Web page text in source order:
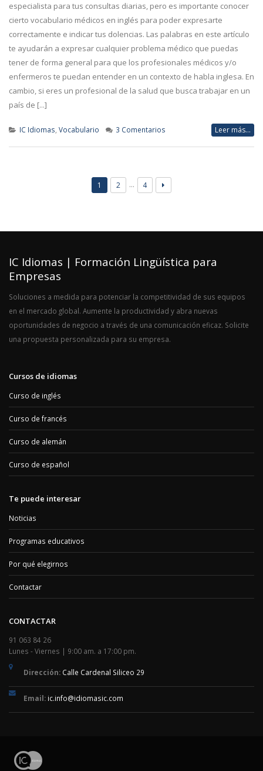
especialista para tus consultas diarias, pero es importante conocer
cierto vocabulario médicos en inglés para poder expresarte
correctamente e indicar tus dolencias. Las palabras en este artículo
te ayudarán a expresar cualquier problema médico que puedas
tener de forma general para que los profesionales médicos y/o
enfermeros te puedan entender en un contexto de habla inglesa. En
cambio, si eres un profesional de la salud que busca trabajar en un
país de [...]
IC Idiomas, Vocabulario 3 Comentarios Leer más...
1 2 … 4
IC Idiomas | Formación Lingüística para
Empresas
Soluciones a medida para potenciar la competitividad de sus equipos
en el mercado global. Aumente la productividad y abra nuevas
oportunidades de negocio a través de una comunicación eficaz. Solicite
una propuesta personalizada para su empresa.
Cursos de idiomas
Curso de inglés
Curso de francés
Curso de alemán
Curso de español
Te puede interesar
Noticias
Programas educativos
Por qué elegirnos
Contactar
CONTACTAR
91 063 84 26
Lunes - Viernes | 9:00 am. a 17:00 pm.
Dirección: Calle Cardenal Siliceo 29
Email: ic.info@idiomasic.com